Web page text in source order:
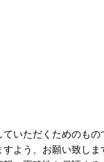
いただくためのも
よう、お願い致し